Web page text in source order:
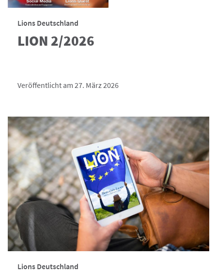
Lions Deutschland
LION 2/2026
Veröffentlicht am 27. März 2026
Lions Deutschland